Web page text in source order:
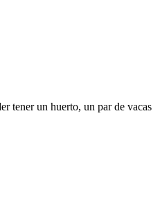
tener un huerto, un par de vacas